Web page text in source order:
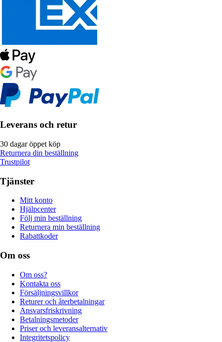
Leverans och retur
30 dagar öppet köp
Returnera din beställning
Trustpilot
Tjänster
Mitt konto
Hjälpcenter
Följ min beställning
Returnera min beställning
Rabattkoder
Om oss
Om oss?
Kontakta oss
Försäljningsvillkor
Returer och återbetalningar
Ansvarsfriskrivning
Betalningsmetoder
Priser och leveransalternativ
Integritetspolicy